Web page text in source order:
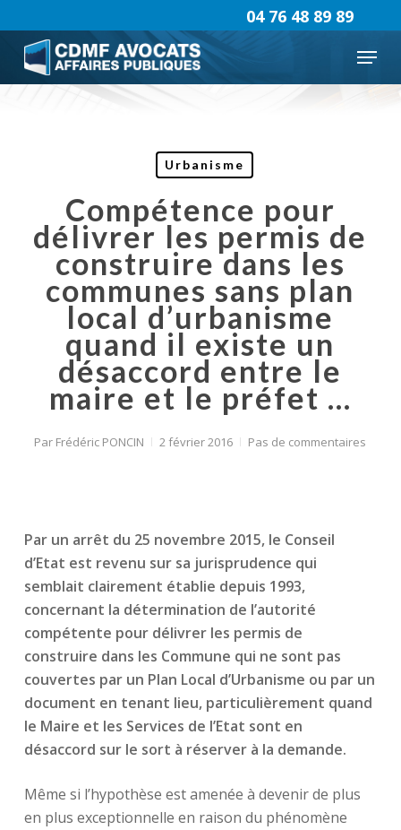
to
main
content
Menu
04 76 48 89 89
Urbanisme
Compétence pour
délivrer les permis de
construire dans les
communes sans plan
local d’urbanisme
quand il existe un
désaccord entre le
maire et le préfet …
Par Frédéric PONCIN 2 février 2016 Pas de commentaires
Par un arrêt du 25 novembre 2015, le Conseil
d’Etat est revenu sur sa jurisprudence qui
semblait clairement établie depuis 1993,
concernant la détermination de l’autorité
compétente pour délivrer les permis de
construire dans les Commune qui ne sont pas
couvertes par un Plan Local d’Urbanisme ou par un
document en tenant lieu, particulièrement quand
le Maire et les Services de l’Etat sont en
désaccord sur le sort à réserver à la demande.
Même si l’hypothèse est amenée à devenir de plus
en plus exceptionnelle en raison du phénomène